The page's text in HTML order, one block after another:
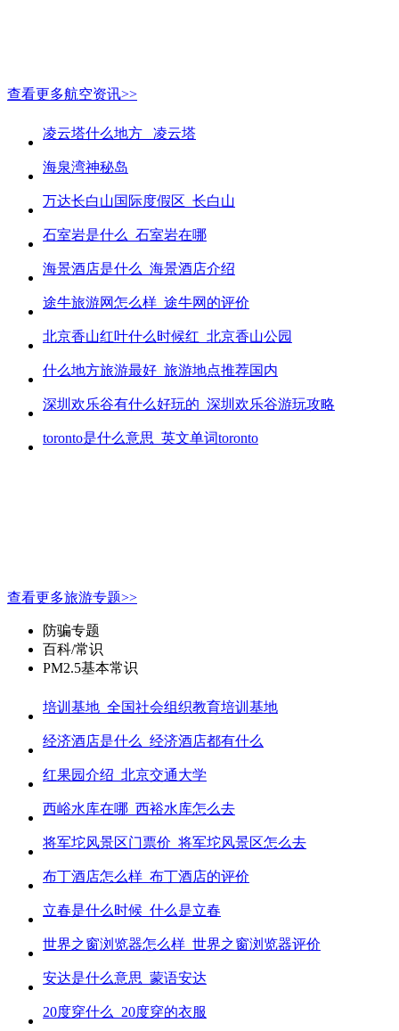
查看更多航空资讯>>
凌云塔什么地方_ 凌云塔
海泉湾神秘岛
万达长白山国际度假区_长白山
石室岩是什么_石室岩在哪
海景酒店是什么_海景酒店介绍
途牛旅游网怎么样_途牛网的评价
北京香山红叶什么时候红_北京香山公园
什么地方旅游最好_旅游地点推荐国内
深圳欢乐谷有什么好玩的_深圳欢乐谷游玩攻略
toronto是什么意思_英文单词toronto
查看更多旅游专题>>
防骗专题
百科/常识
PM2.5基本常识
培训基地_全国社会组织教育培训基地
经济酒店是什么_经济酒店都有什么
红果园介绍_北京交通大学
西峪水库在哪_西裕水库怎么去
将军坨风景区门票价_将军坨风景区怎么去
布丁酒店怎么样_布丁酒店的评价
立春是什么时候_什么是立春
世界之窗浏览器怎么样_世界之窗浏览器评价
安达是什么意思_蒙语安达
20度穿什么_20度穿的衣服